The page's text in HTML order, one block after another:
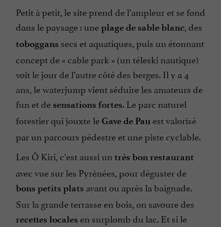
Petit à petit, le site prend de l’ampleur et se fond
dans le paysage : uneplage de sable blanc, des
toboggans secs et aquatiques, puis un étonnant
concept de « cable park » (un téleski nautique)
voit le jour de l’autre côté des berges. Il y a 4
ans, le waterjump vient séduire les amateurs de
fun et de sensations fortes. Le parc naturel
forestier qui jouxte leGave de Pau est valorisé
par un parcours pédestre et une piste cyclable.
Les Ô Kiri, c’est aussi un très bon restaurant
avec vue sur les Pyrénées, pour déguster de
bons petits plats avant ou après la baignade.
Sur la grande terrasse en bois, on savoure des
recettes locales en surplomb du lac. Et si le